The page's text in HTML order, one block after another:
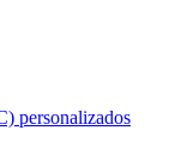
personalizados